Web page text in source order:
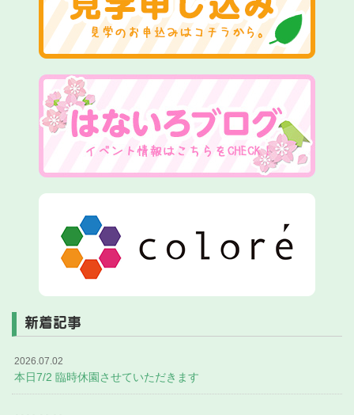
新着記事
2026.07.02
本日7/2 臨時休園させていただきます